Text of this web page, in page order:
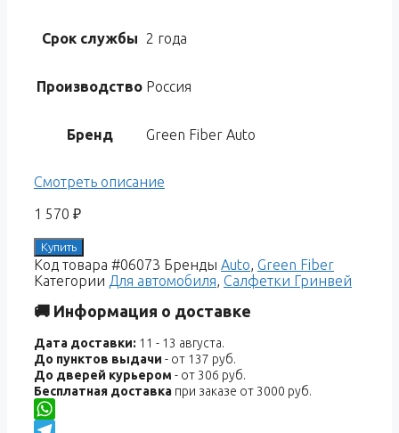
Срок службы 2 года
Производство Россия
Бренд Green Fiber Auto
Смотреть описание
1 570 ₽
Купить
Код товара #06073 Бренды Auto, Green Fiber
Категории Для автомобиля, Салфетки Гринвей
🚚 Информация о доставке
Дата доставки: 11 - 13 августа.
До пунктов выдачи - от 137 руб.
До дверей курьером - от 306 руб.
Бесплатная доставка при заказе от 3000 руб.